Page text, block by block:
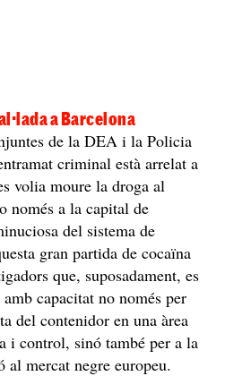
a Barcelona
de la DEA i la Policia
criminal està arrelat a
volia moure la droga al
només a la capital de
del sistema de
gran partida de cocaïna
que, suposadament, es
capacitat no només per
del contenidor en una àrea
i control, sinó també per a la
mercat negre europeu.